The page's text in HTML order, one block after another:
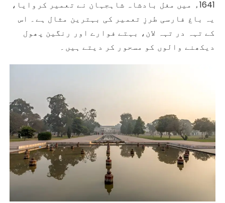
1641ء میں مغل بادشاہ شاہجہان نے تعمیر کروایا،
یہ باغ فارسی طرزِ تعمیر کی بہترین مثال ہے۔ اس
کے تہہ در تہہ لان، بہتے فوارے اور رنگین پھول
دیکھنے والوں کو مسحور کر دیتے ہیں۔